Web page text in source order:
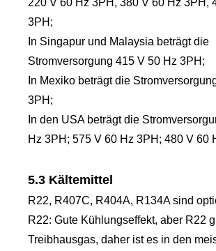
3PH;
In Singapur und Malaysia beträgt die
Stromversorgung 415 V 50 Hz 3PH;
In Mexiko beträgt die
3PH;
In den USA beträgt die
Hz 3PH; 575 V 60 Hz 3PH; 480 V 60
5.3 Kältemittel
R22, R407C, R404A, R134A sind
R22: Gute Kühlungseffekt, aber R22
Treibhausgas, daher ist es in den